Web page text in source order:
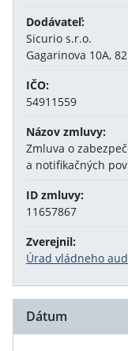
Dodávateľ:
Sicurio s.r.o.
Gagarinova 10A,
IČO:
54911559
Názov zmluvy:
Zmluva o
a notifikačných
ID zmluvy:
11657867
Zverejnil:
Úrad vládneho
Dátum